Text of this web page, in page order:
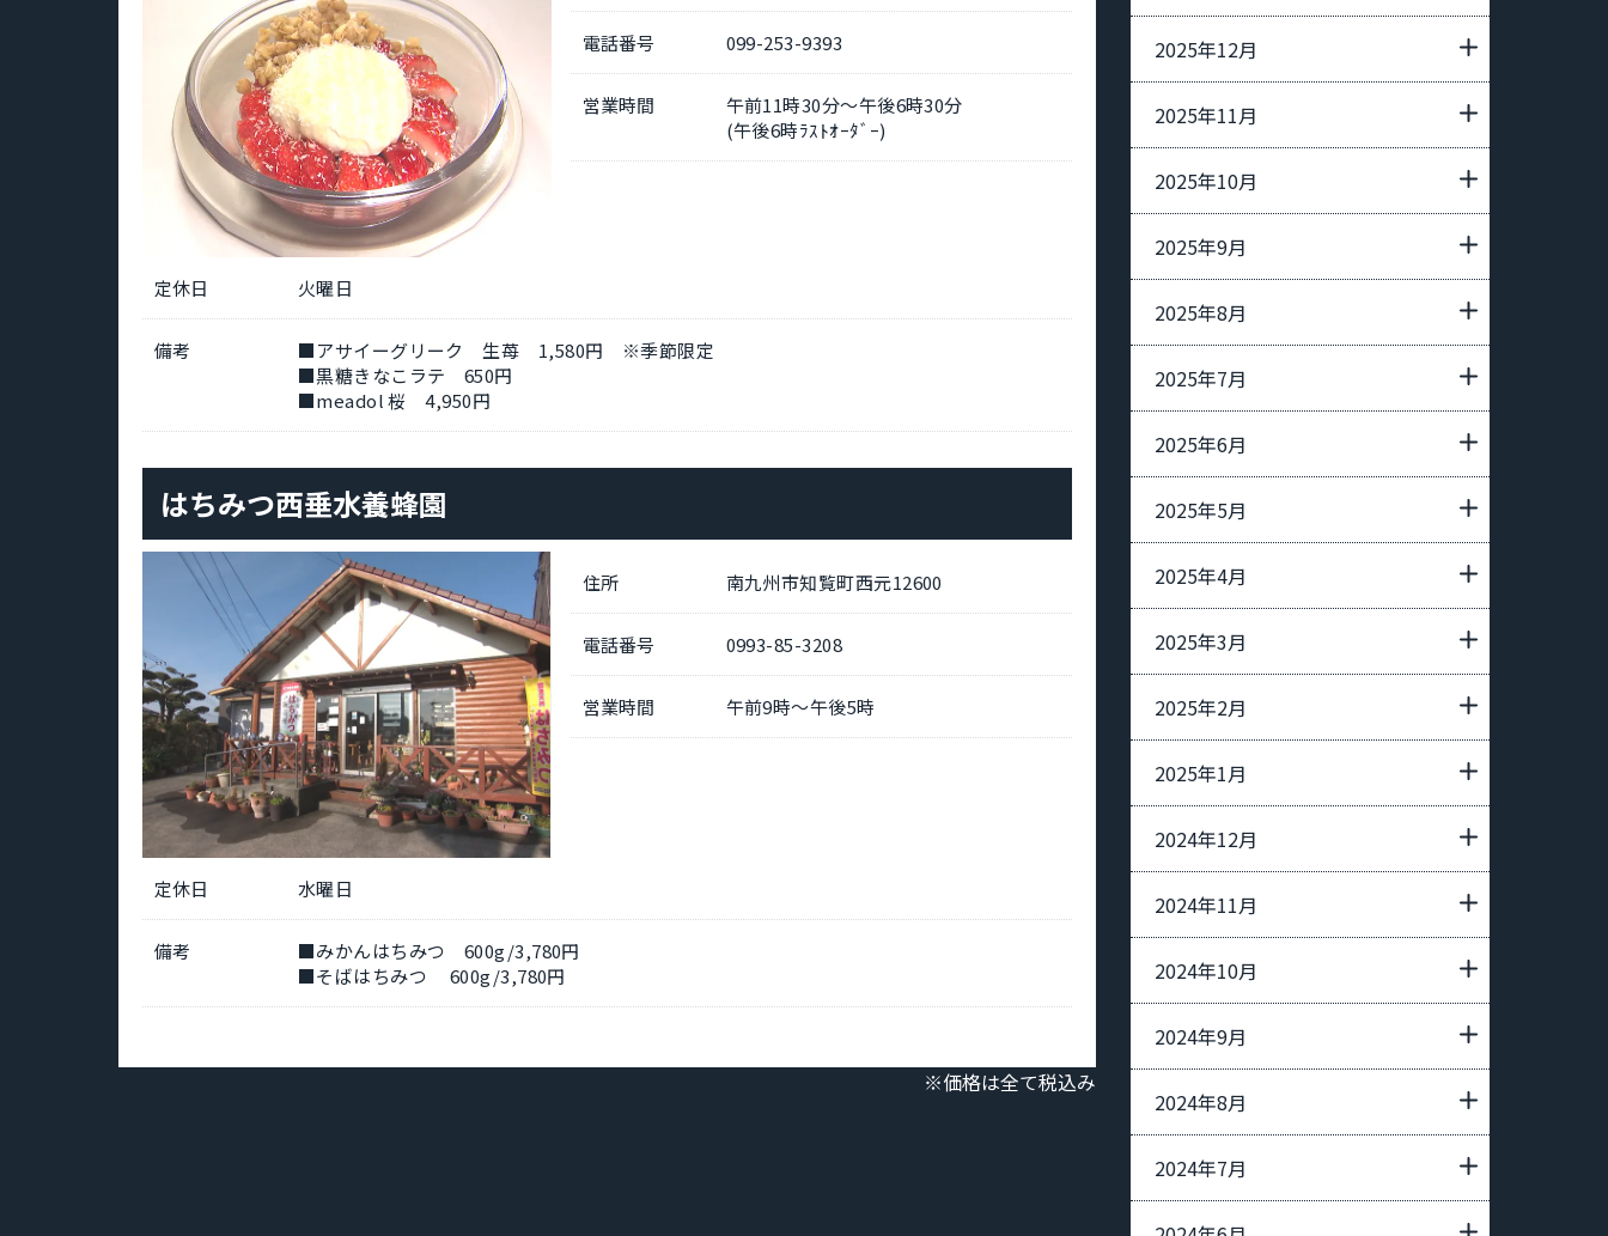
電話番号 099-253-9393
営業時間
午前11時30分～午後6時30分
(午後6時ﾗｽﾄｵｰﾀﾞｰ)
定休日 火曜日
備考
■アサイーグリーク 生苺 1,580円 ※季節限定
■黒糖きなこラテ 650円
■meadol 桜 4,950円
はちみつ西垂水養蜂園
住所 南九州市知覧町西元12600
電話番号 0993-85-3208
営業時間 午前9時～午後5時
定休日 水曜日
備考
■みかんはちみつ 600g/3,780円
■そばはちみつ 600g/3,780円
※価格は全て税込み
2025年12月
2025年11月
2025年10月
2025年9月
2025年8月
2025年7月
2025年6月
2025年5月
2025年4月
2025年3月
2025年2月
2025年1月
2024年12月
2024年11月
2024年10月
2024年9月
2024年8月
2024年7月